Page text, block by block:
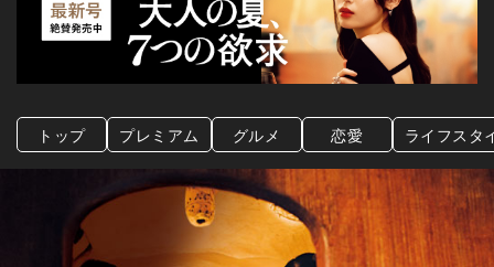
トップ プレミアム グルメ 恋愛 ライフスタ